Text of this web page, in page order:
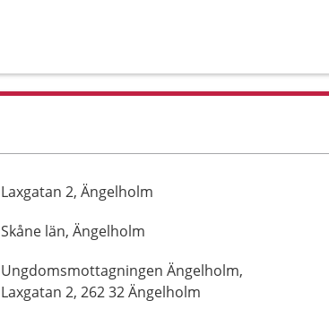
Laxgatan 2, Ängelholm
Skåne län, Ängelholm
Ungdomsmottagningen Ängelholm,
Laxgatan 2, 262 32 Ängelholm